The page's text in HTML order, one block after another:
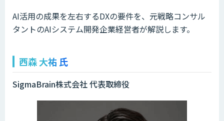
AI活用の成果を左右するDXの要件を、元戦略コンサル
タントのAIシステム開発企業経営者が解説します。
西森 大祐 氏
SigmaBrain株式会社 代表取締役